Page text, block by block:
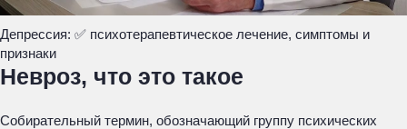
Депрессия: ✅ психотерапевтическое лечение, симптомы и
признаки
Невроз, что это такое
Собирательный термин, обозначающий группу психических